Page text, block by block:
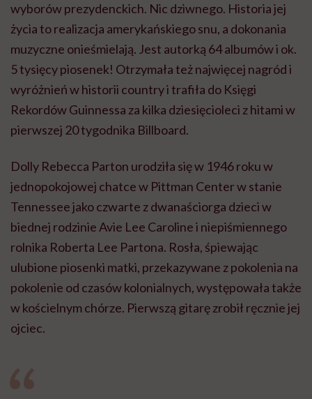
wyborów prezydenckich. Nic dziwnego. Historia jej
życia to realizacja amerykańskiego snu, a dokonania
muzyczne onieśmielają. Jest autorką 64 albumów i ok.
5 tysięcy piosenek! Otrzymała też najwięcej nagród i
wyróżnień w historii country i trafiła do Księgi
Rekordów Guinnessa za kilka dziesięcioleci z hitami w
pierwszej 20 tygodnika Billboard.
Dolly Rebecca Parton urodziła się w 1946 roku w
jednopokojowej chatce w Pittman Center w stanie
Tennessee jako czwarte z dwanaściorga dzieci w
biednej rodzinie Avie Lee Caroline i niepiśmiennego
rolnika Roberta Lee Partona. Rosła, śpiewając
ulubione piosenki matki, przekazywane z pokolenia na
pokolenie od czasów kolonialnych, występowała także
w kościelnym chórze. Pierwszą gitarę zrobił ręcznie jej
ojciec.